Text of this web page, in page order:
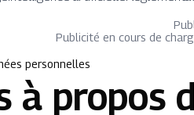
Publicité en cours de
personnelles
à propos